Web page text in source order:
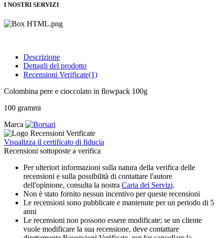
I NOSTRI SERVIZI
Descrizione
Dettagli del prodotto
Recensioni Verificate(1)
Colombina pere e cioccolato in flowpack 100g
100 grammi
Marca
Visualizza il certificato di fiducia
Recensioni sottoposte a verifica
Per ulteriori informazioni sulla natura della verifica delle
recensioni e sulla possibilità di contattare l'autore
dell'opinione, consulta la nostra Carta dei Servizi.
Non è stato fornito nessun incentivo per queste recensioni
Le recensioni sono pubblicate e mantenute per un periodo di 5
anni
Le recensioni non possono essere modificate; se un cliente
vuole modificare la sua recensione, deve contattare